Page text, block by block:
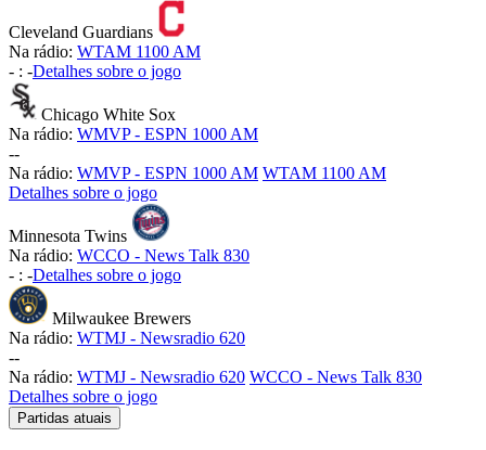
Cleveland Guardians
Na rádio: WTAM 1100 AM
- : -Detalhes sobre o jogo
Chicago White Sox
Na rádio: WMVP - ESPN 1000 AM
--
Na rádio: WMVP - ESPN 1000 AM WTAM 1100 AM
Detalhes sobre o jogo
Minnesota Twins
Na rádio: WCCO - News Talk 830
- : -Detalhes sobre o jogo
Milwaukee Brewers
Na rádio: WTMJ - Newsradio 620
--
Na rádio: WTMJ - Newsradio 620 WCCO - News Talk 830
Detalhes sobre o jogo
Partidas atuais